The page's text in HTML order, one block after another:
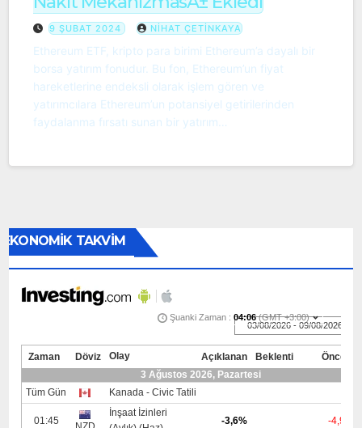
9 ŞUBAT 2024 NIHAT ÇETINKAYA
Ethereum ETF, kripto para birimi Ethereum’a dayalı bir
borsa yatırım fonudur. Bu fon, Ethereum’un fiyat
hareketlerine endeksli olarak işlem gören ve
yatırımcılara Ethereum’un potansiyel getirilerinden
faydalanma fırsatı sunan bir yatırım…
EKONOMİK TAKVİM